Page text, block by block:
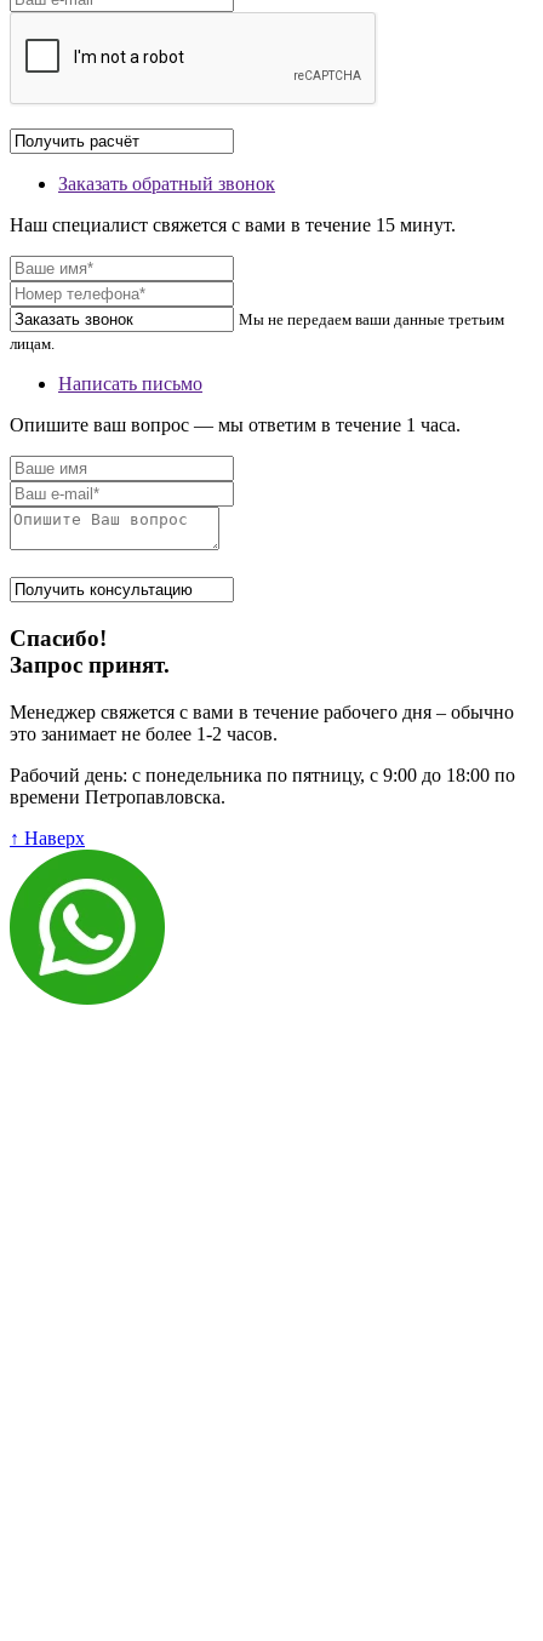
Заказать обратный звонок
Наш специалист свяжется с вами в течение 15 минут.
Мы не передаем ваши данные третьим
лицам.
Написать письмо
Опишите ваш вопрос — мы ответим в течение 1 часа.
Спасибо!
Запрос принят.
Менеджер свяжется с вами в течение рабочего дня – обычно
это занимает не более 1-2 часов.
Рабочий день: с понедельника по пятницу, с 9:00 до 18:00 по
времени Петропавловска.
↑ Наверх